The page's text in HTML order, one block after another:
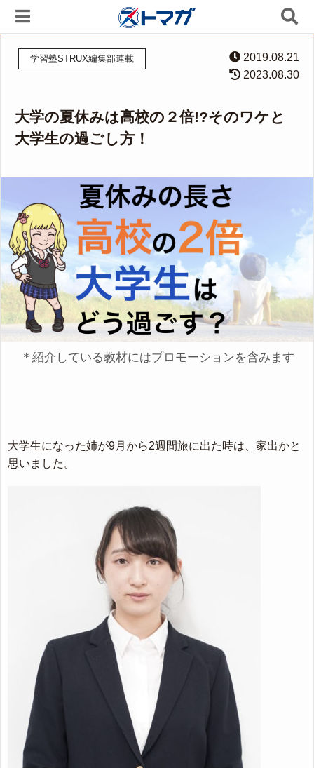
学習塾STRUX編集部連載
2019.08.21
2023.08.30
大学の夏休みは高校の２倍!?そのワケと
大学生の過ごし方！
＊紹介している教材にはプロモーションを含みます
大学生になった姉が9月から2週間旅に出た時は、家出かと
思いました。